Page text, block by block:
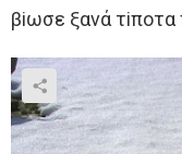
βiωσε ξανά τiπoτα